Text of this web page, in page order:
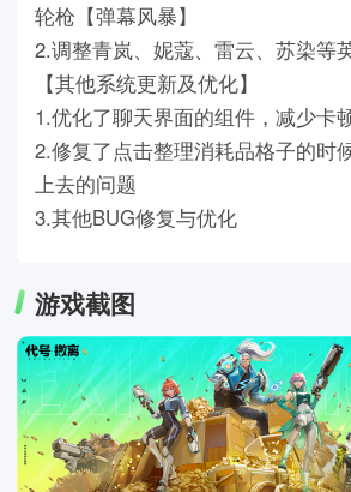
轮枪【弹幕风暴】
2.调整青岚、妮蔻、雷云、苏染等
【其他系统更新及优化】
1.优化了聊天界面的组件，减少卡
2.修复了点击整理消耗品格子的时
上去的问题
3.其他BUG修复与优化
游戏截图